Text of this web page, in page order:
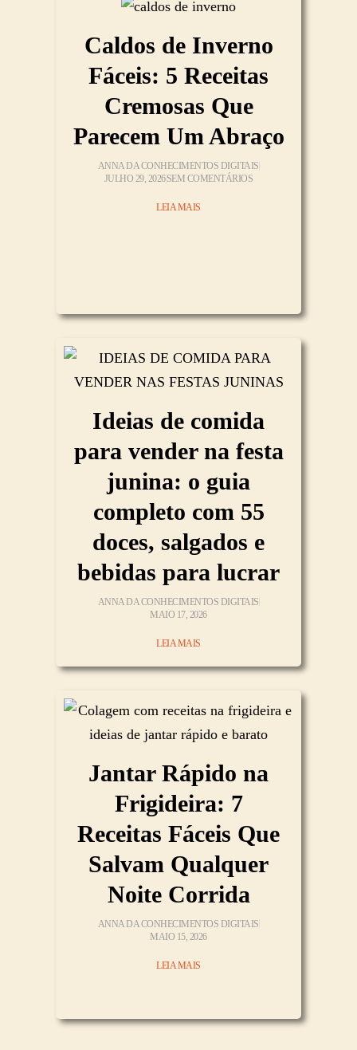
Caldos de Inverno
Fáceis: 5 Receitas
Cremosas Que
Parecem Um Abraço
ANNA DA CONHECIMENTOS DIGITAIS
JULHO 29, 2026SEM COMENTÁRIOS
LEIA MAIS
Ideias de comida
para vender na festa
junina: o guia
completo com 55
doces, salgados e
bebidas para lucrar
ANNA DA CONHECIMENTOS DIGITAIS
MAIO 17, 2026
LEIA MAIS
Jantar Rápido na
Frigideira: 7
Receitas Fáceis Que
Salvam Qualquer
Noite Corrida
ANNA DA CONHECIMENTOS DIGITAIS
MAIO 15, 2026
LEIA MAIS